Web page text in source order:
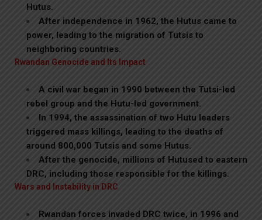
Hutus.
After independence in 1962, the Hutus came to
power, leading to the migration of Tutsis to
neighboring countries.
Rwandan Genocide and Its Impact
A civil war began in 1990 between the Tutsi-led
rebel group and the Hutu-led government.
In 1994, the assassination of two Hutu leaders
triggered mass killings, leading to the deaths of
around 800,000 Tutsis and some Hutus.
After the genocide, millions of Hutused to eastern
DRC, including those responsible for the killings.
Wars and Instability in DRC
Rwandan forces invaded DRC twice, in 1996 and